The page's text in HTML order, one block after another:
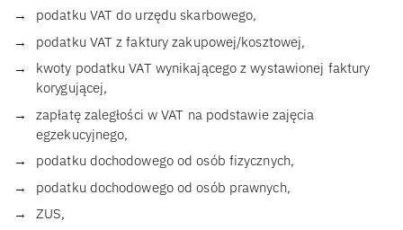
podatku VAT do urzędu skarbowego,
podatku VAT z faktury zakupowej/kosztowej,
kwoty podatku VAT wynikającego z wystawionej faktury
korygującej,
zapłatę zaległości w VAT na podstawie zajęcia
egzekucyjnego,
podatku dochodowego od osób fizycznych,
podatku dochodowego od osób prawnych,
ZUS,